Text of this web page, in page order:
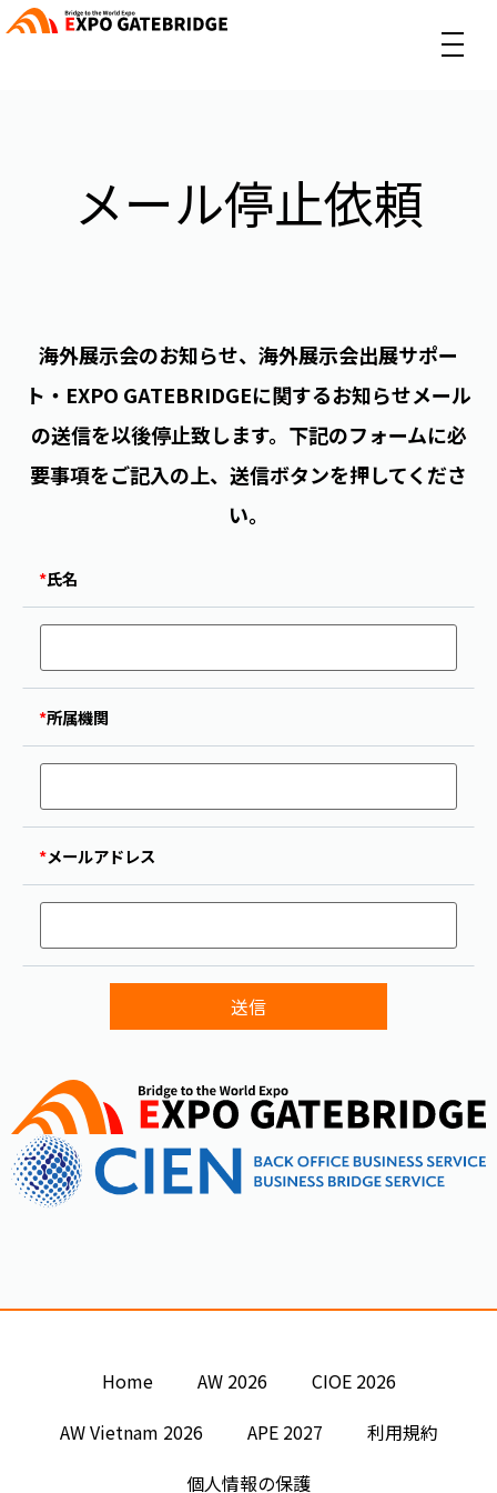
メール停止依頼
海外展示会のお知らせ、海外展示会出展サポー
ト・EXPO GATEBRIDGEに関するお知らせメール
の送信を以後停止致します。下記のフォームに必
要事項をご記入の上、送信ボタンを押してくださ
い。
*氏名
*所属機関
*メールアドレス
Home AW 2026
CIOE 2026
AW Vietnam 2026
APE 2027
利用規約
個人情報の保護